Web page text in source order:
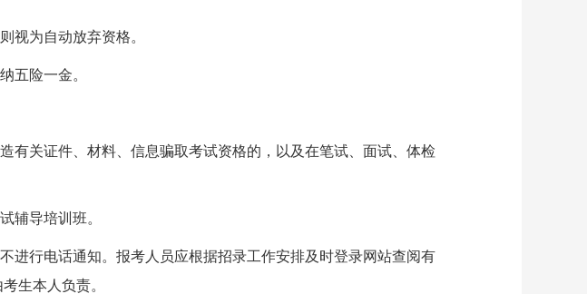
则视为自动放弃资格。
五险一金。
关证件、材料、信息骗取考试资格的，以及在笔试、面试、体检
辅导培训班。
行电话通知。报考人员应根据招录工作安排及时登录网站查阅有
考生本人负责。